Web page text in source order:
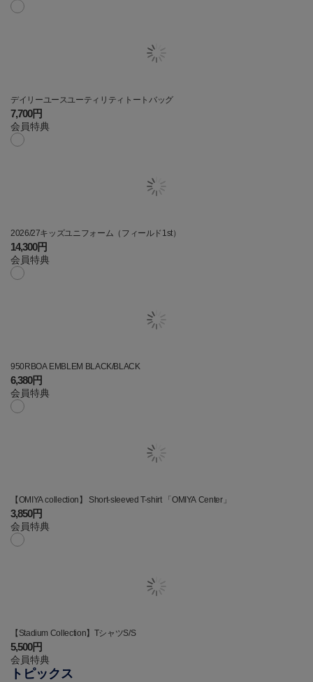
デイリーユースユーティリティトートバッグ
7,700円
会員特典
2026/27キッズユニフォーム（フィールド1st）
14,300円
会員特典
950RBOA EMBLEM BLACK/BLACK
6,380円
会員特典
【OMIYA collection】 Short-sleeved T-shirt 「OMIYA Center」
3,850円
会員特典
【Stadium Collection】TシャツS/S
5,500円
会員特典
トピックス